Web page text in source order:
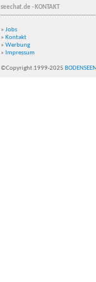
seechat.de - KONTAKT
» Jobs
» Kontakt
» Werbung
» Impressum
©Copyright 1999-2025